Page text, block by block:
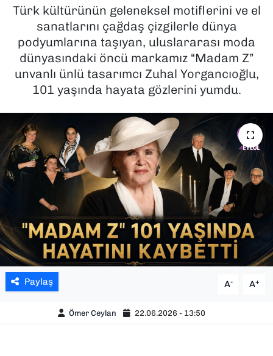
Türk kültürünün geleneksel motiflerini ve el
sanatlarını çağdaş çizgilerle dünya
podyumlarına taşıyan, uluslararası moda
dünyasındaki öncü markamız “Madam Z”
unvanlı ünlü tasarımcı Zuhal Yorgancıoğlu,
101 yaşında hayata gözlerini yumdu.
Paylaş A- A+
Ömer Ceylan 22.06.2026 - 13:50
MAGAZİN
POLİTİKA
SAĞLIK
SPOR
TEKNOLOJİ
YAŞAM
YEREL YÖNETİMLER
Haber Arşivi